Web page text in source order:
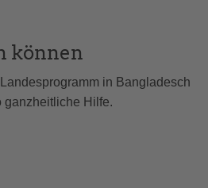
können
in Bangladesch
ganzheitliche Hilfe.